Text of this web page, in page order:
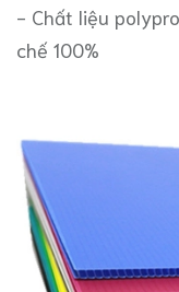
- Chất liệu
chế 100%